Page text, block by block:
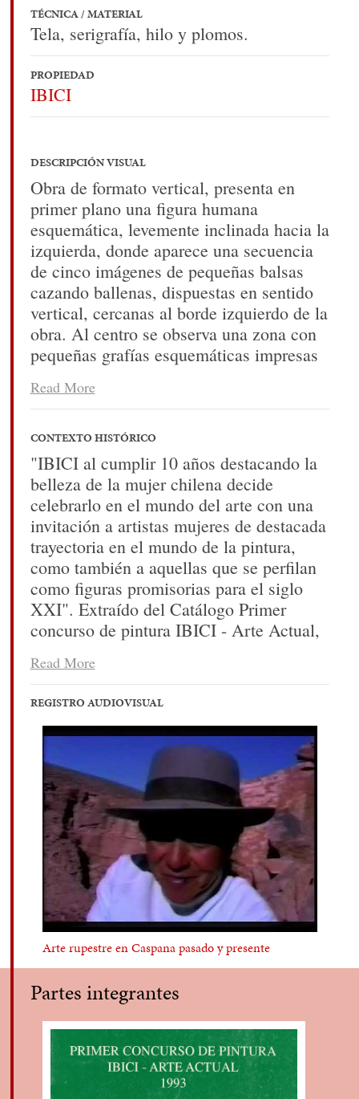
TÉCNICA / MATERIAL
Tela, serigrafía, hilo y plomos.
PROPIEDAD
IBICI
DESCRIPCIÓN VISUAL
Obra de formato vertical, presenta en
primer plano una figura humana
esquemática, levemente inclinada hacia la
izquierda, donde aparece una secuencia
de cinco imágenes de pequeñas balsas
cazando ballenas, dispuestas en sentido
vertical, cercanas al borde izquierdo de la
obra. Al centro se observa una zona con
pequeñas grafías esquemáticas impresas
bordes irregulares que abarca la zona de
las impresiones. Bajo el borde inferior de
este campo de color aparecen nueve
imágenes impresas en pequeños
fragmentos de tela, desde los cuales
cuelgan plomos de pesca.
Read More
CONTEXTO HISTÓRICO
"IBICI al cumplir 10 años destacando la
belleza de la mujer chilena decide
celebrarlo en el mundo del arte con una
invitación a artistas mujeres de destacada
trayectoria en el mundo de la pintura,
como también a aquellas que se perfilan
como figuras promisorias para el siglo
XXI". Extraído del Catálogo Primer
concurso de pintura IBICI - Arte Actual,
primer premio en la categoría "Artistas
nuevas generaciones". (Desplegable
exhibición).
Como jurados el certamen estuvieron
Milan Ivelic, Nelly Richard y Waldemar
Sommer.
Read More
REGISTRO AUDIOVISUAL
Arte rupestre en Caspana pasado y presente
Partes integrantes